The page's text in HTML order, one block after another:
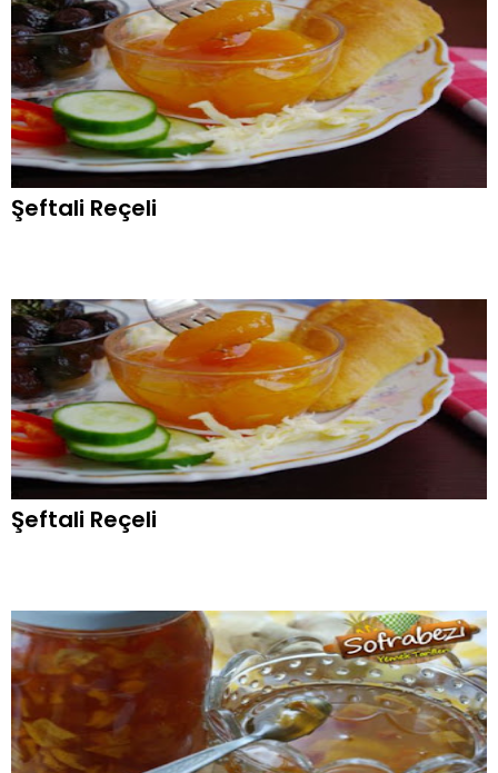
Şeftali Reçeli
Şeftali Reçeli